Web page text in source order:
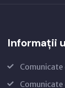
Informații
Comunicate